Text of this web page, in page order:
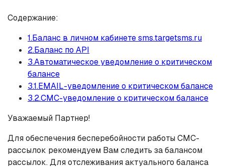
Содержание:
1.Баланс в личном кабинете sms.targetsms.ru
2.Баланс по API
3.Автоматическое уведомление о критическом
балансе
3.1.EMAIL-уведомление о критическом балансе
3.2.СМС-уведомление о критическом балансе
Уважаемый Партнер!
Для обеспечения бесперебойности работы СМС-
рассылок рекомендуем Вам следить за балансом
рассылок. Для отслеживания актуального баланса